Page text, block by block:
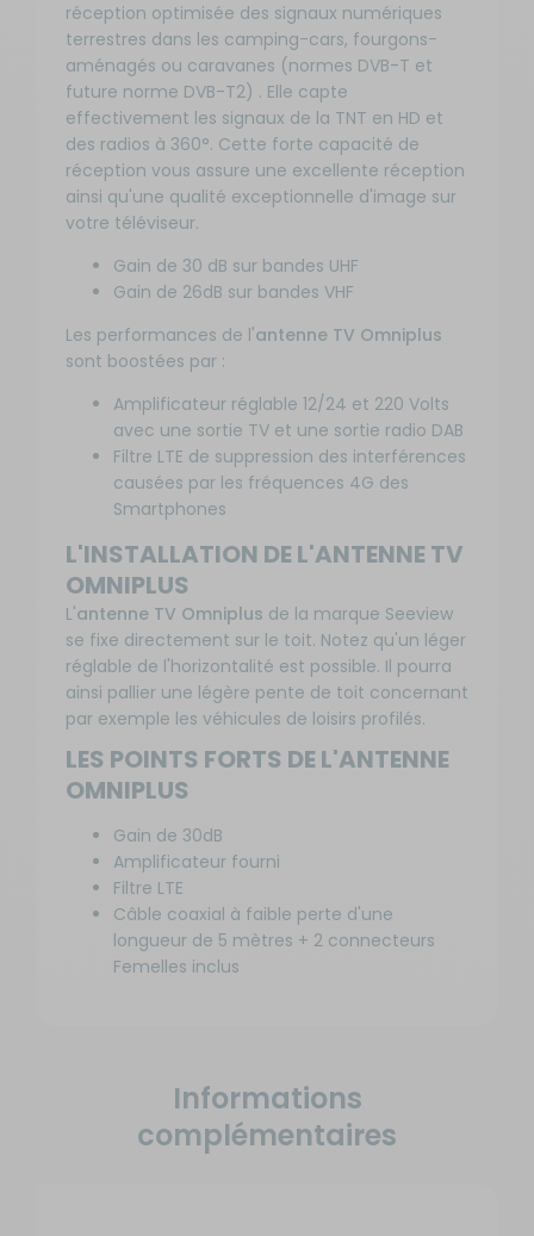
réception optimisée des signaux numériques
terrestres dans les camping-cars, fourgons-
aménagés ou caravanes (normes DVB-T et
future norme DVB-T2) . Elle capte
effectivement les signaux de la TNT en HD et
des radios à 360°. Cette forte capacité de
réception vous assure une excellente réception
ainsi qu'une qualité exceptionnelle d'image sur
votre téléviseur.
Gain de 30 dB sur bandes UHF
Gain de 26dB sur bandes VHF
Les performances de l'antenne TV Omniplus
sont boostées par :
Amplificateur réglable 12/24 et 220 Volts
avec une sortie TV et une sortie radio DAB
Filtre LTE de suppression des interférences
causées par les fréquences 4G des
Smartphones
L'INSTALLATION DE L'ANTENNE TV
OMNIPLUS
L'antenne TV Omniplus de la marque Seeview
se fixe directement sur le toit. Notez qu'un léger
réglable de l'horizontalité est possible. Il pourra
ainsi pallier une légère pente de toit concernant
par exemple les véhicules de loisirs profilés.
LES POINTS FORTS DE L'ANTENNE
OMNIPLUS
Gain de 30dB
Amplificateur fourni
Filtre LTE
Câble coaxial à faible perte d'une
longueur de 5 mètres + 2 connecteurs
Femelles inclus
Informations
complémentaires